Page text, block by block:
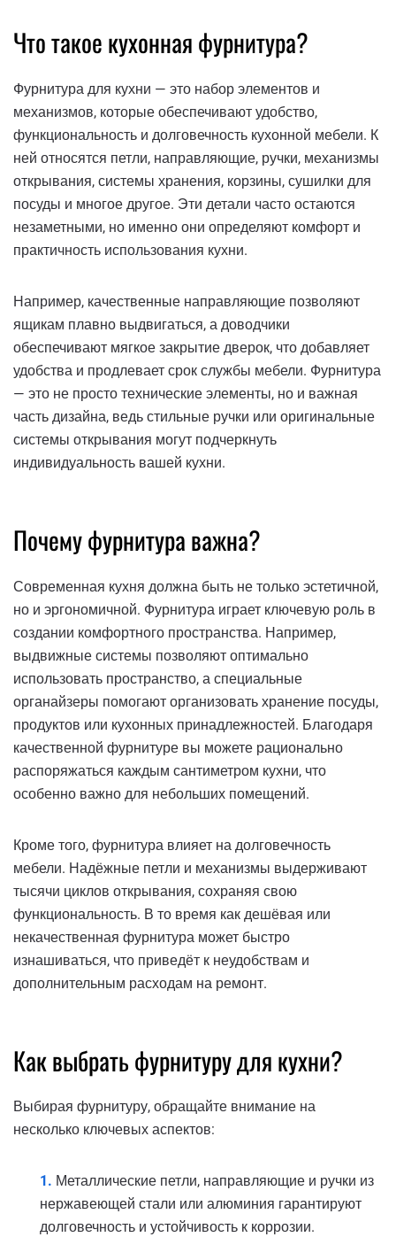
Что такое кухонная фурнитура?
Фурнитура для кухни — это набор элементов и
механизмов, которые обеспечивают удобство,
функциональность и долговечность кухонной мебели. К
ней относятся петли, направляющие, ручки, механизмы
открывания, системы хранения, корзины, сушилки для
посуды и многое другое. Эти детали часто остаются
незаметными, но именно они определяют комфорт и
практичность использования кухни.
Например, качественные направляющие позволяют
ящикам плавно выдвигаться, а доводчики
обеспечивают мягкое закрытие дверок, что добавляет
удобства и продлевает срок службы мебели. Фурнитура
— это не просто технические элементы, но и важная
часть дизайна, ведь стильные ручки или оригинальные
системы открывания могут подчеркнуть
индивидуальность вашей кухни.
Почему фурнитура важна?
Современная кухня должна быть не только эстетичной,
но и эргономичной. Фурнитура играет ключевую роль в
создании комфортного пространства. Например,
выдвижные системы позволяют оптимально
использовать пространство, а специальные
органайзеры помогают организовать хранение посуды,
продуктов или кухонных принадлежностей. Благодаря
качественной фурнитуре вы можете рационально
распоряжаться каждым сантиметром кухни, что
особенно важно для небольших помещений.
Кроме того, фурнитура влияет на долговечность
мебели. Надёжные петли и механизмы выдерживают
тысячи циклов открывания, сохраняя свою
функциональность. В то время как дешёвая или
некачественная фурнитура может быстро
изнашиваться, что приведёт к неудобствам и
дополнительным расходам на ремонт.
Как выбрать фурнитуру для кухни?
Выбирая фурнитуру, обращайте внимание на
несколько ключевых аспектов:
Металлические петли, направляющие и ручки из
нержавеющей стали или алюминия гарантируют
долговечность и устойчивость к коррозии.